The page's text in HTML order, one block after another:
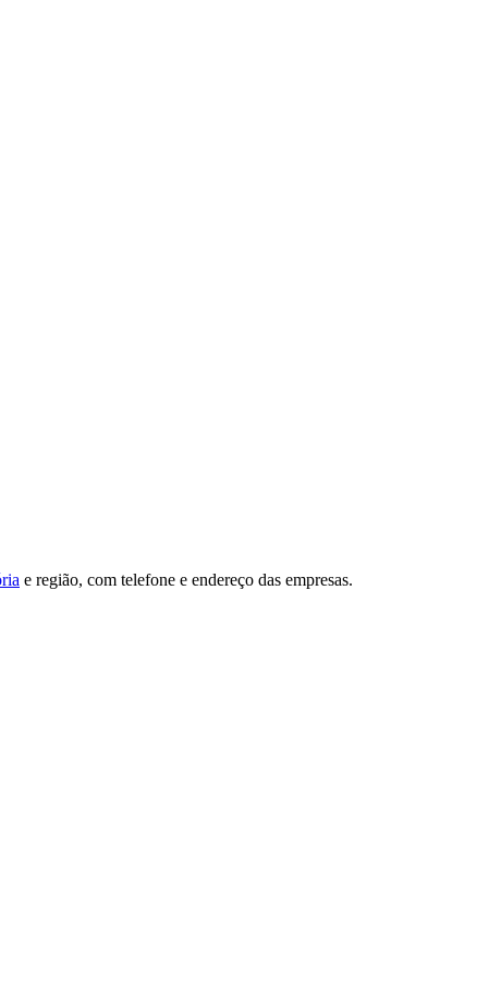
e região, com telefone e endereço das empresas.